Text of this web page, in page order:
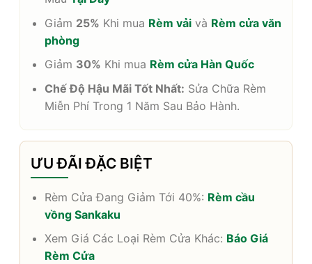
Giảm 25% Khi mua Rèm vải và Rèm cửa văn
phòng
Giảm 30% Khi mua Rèm cửa Hàn Quốc
Chế Độ Hậu Mãi Tốt Nhất: Sửa Chữa Rèm
Miễn Phí Trong 1 Năm Sau Bảo Hành.
ƯU ĐÃI ĐẶC BIỆT
Rèm Cửa Đang Giảm Tới 40%: Rèm cầu
vồng Sankaku
Xem Giá Các Loại Rèm Cửa Khác: Báo Giá
Rèm Cửa